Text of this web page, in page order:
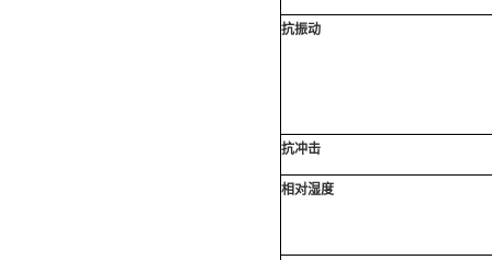
抗振动
抗冲击
相对湿度